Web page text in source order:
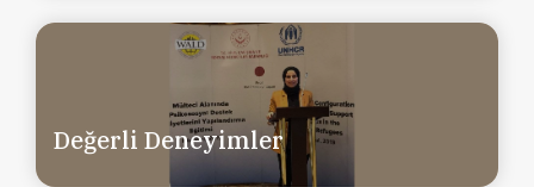
Değerli Deneyimler